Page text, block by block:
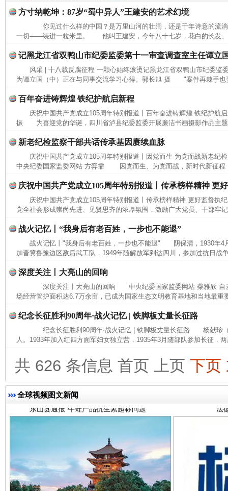
方寸纳乾坤：87岁“蜀中异人”王建安的艺术幻境
你见过什么样的中国？是万里山河的壮阔，还是千年诗意的
一切——装进一粒米里。 他叫王建安，今年八十七岁，花白的长发、
记黑龙江省双鸭山市纪委监委第十一审查调查室主任谭立
风采 | 十八载反腐征程 一颗心始终滚烫记黑龙江省双鸭山市纪委监
为谭立国（中）正在与同事交流学习心得。郭长旭 摄 "案件再棘手也
百年奋进铸辉煌 铁纪护航启新程
庆祝中国共产党成立105周年特别报道丨百年奋进铸辉煌 铁纪护航
振 为喜迎党的华诞，四川省泸县纪委监委开展廉洁书画摄影作品主
新老纪检监察干部共话传承基因赓续血脉
庆祝中国共产党成立105周年特别报道丨因党而生 为党而战新老纪
中央纪委国家监委网站 方弈霏 因党而生、为党而战，新时代新征程
庆祝中国共产党成立105周年特别报道丨传承榜样精神 更
庆祝中国共产党成立105周年特别报道丨传承榜样精神 更好监督
党全社会形成崇尚先进、见贤思齐的浓厚氛围，激励广大党员、干部牢
战火记忆丨“我身后有老百姓，一步也不能退”
战火记忆丨"我身后有老百姓，一步也不能退" 阴保清，1930年4
加晋冀鲁豫边区敌后武工队，1949年随解放军到达四川，参加过抗日战
深度关注丨大亮山的回响
深度关注丨大亮山的回响 中央纪委国家监委网站 柴雅欣
场经营管护面积达6.7万余亩，已成为国家生态文明教育基地和当地最重
纪念长征胜利90周年·战火记忆 | 铁脚板丈量长征路
纪念长征胜利90周年·战火记忆 | 铁脚板丈量长征路 杨献珍（
人。1933年加入红四方面军妇女独立营，1935年3月随部队参加长征，
共 626 条信息 首页 上页 下页
全球视频图文新闻
东山县通报“牛蛙产品抗生素超标问题”